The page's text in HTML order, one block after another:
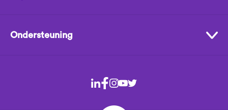
Ondersteuning